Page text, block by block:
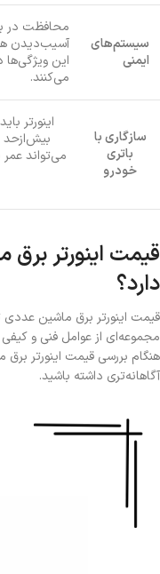
سیستم‌های
ایمنی
محافظت در
آسیب‌دیدن
این ویژگی‌ها
می‌کنند.
سازگاری با
باتری
خودرو
اینورتر
بیش‌ازحد
می‌تواند عمر
قیمت اینورتر
دارد؟
قیمت اینورتر برق ماشین
مجموعه‌ای از عوامل فنی و
هنگام بررسی قیمت اینورتر برق
آگاهانه‌تری داشته باشید.